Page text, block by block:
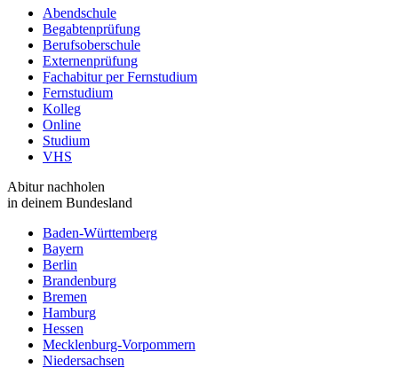
Abendschule
Begabtenprüfung
Berufsoberschule
Externenprüfung
Fachabitur per Fernstudium
Fernstudium
Kolleg
Online
Studium
VHS
Abitur nachholen
in deinem Bundesland
Baden-Württemberg
Bayern
Berlin
Brandenburg
Bremen
Hamburg
Hessen
Mecklenburg-Vorpommern
Niedersachsen